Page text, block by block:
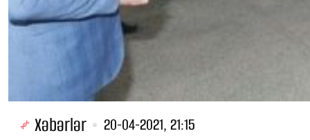
Xəbərlər 20-04-2021, 21:15